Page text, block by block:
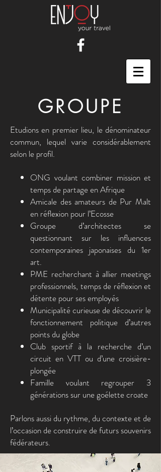
GROUPE
Etudions en premier lieu, le dénominateur
commun, lequel varie considérablement
selon le profil.
ONG voulant combiner mission et
temps de partage en Afrique
Amicale des amateurs de Pur Malt
en réflexion pour l’Ecosse
Groupe d’architectes se
questionnant sur les influences
contemporaines japonaises du 1er
art.
PME recherchant à allier meetings
professionnels, temps de réflexion et
détente pour ses employés
Municipalité curieuse de découvrir le
fonctionnement politique d’autres
points du globe
Club sportif à la recherche d’un
circuit en VTT ou d’une croisière-
plongée
Famille voulant regrouper 3
générations sur une goélette croate
Parlons aussi du rythme, du contexte et de
l’occasion de construire de futurs souvenirs
fédérateurs.